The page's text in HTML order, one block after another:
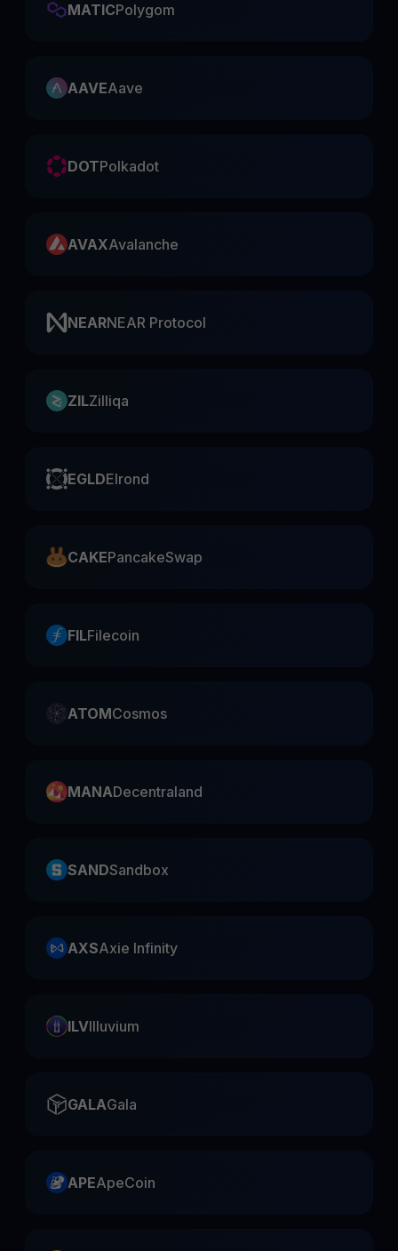
MATICPolygom
AAVEAave
DOTPolkadot
AVAXAvalanche
NEARNEAR Protocol
ZILZilliqa
EGLDElrond
CAKEPancakeSwap
FILFilecoin
ATOMCosmos
MANADecentraland
SANDSandbox
AXSAxie Infinity
ILVIlluvium
GALAGala
APEApeCoin